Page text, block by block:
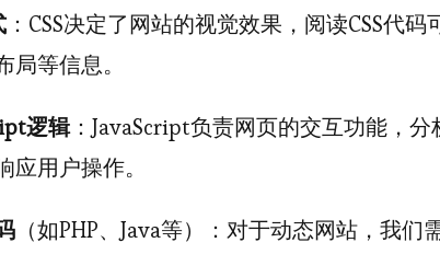
：CSS决定了网站的视觉效果，阅读CSS代
局等信息。
逻辑：JavaScript负责网页的交互功能，
应用户操作。
（如PHP、Java等）：对于动态网站，我